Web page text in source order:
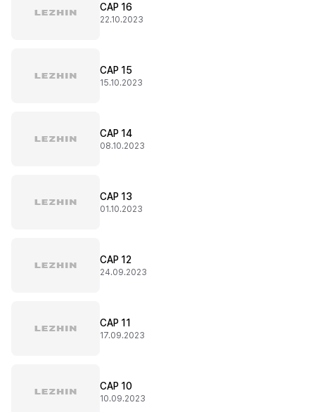
CAP 16
22.10.2023
CAP 15
15.10.2023
CAP 14
08.10.2023
CAP 13
01.10.2023
CAP 12
24.09.2023
CAP 11
17.09.2023
CAP 10
10.09.2023